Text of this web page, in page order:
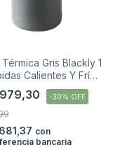
Gris Blackly 1
Calientes Y Frías
-30% OFF
con
bancaria